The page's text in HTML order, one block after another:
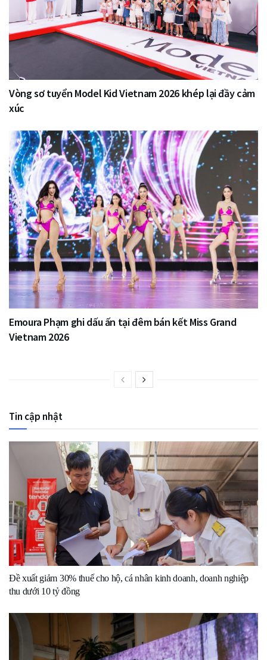
Vòng sơ tuyển Model Kid Vietnam 2026 khép lại đầy cảm
xúc
Emoura Phạm ghi dấu ấn tại đêm bán kết Miss Grand
Vietnam 2026
Tin cập nhật
Đề xuất giảm 30% thuế cho hộ, cá nhân kinh doanh, doanh nghiệp
thu dưới 10 tỷ đồng